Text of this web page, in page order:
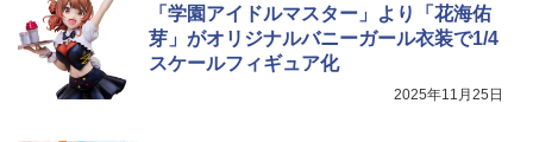
「学園アイドルマスター」より「花海佑
芽」がオリジナルバニーガール衣装で1/4
スケールフィギュア化
2025年11月25日